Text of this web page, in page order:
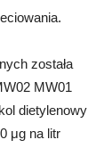
została
MW01
dietylenowy
μg na litr